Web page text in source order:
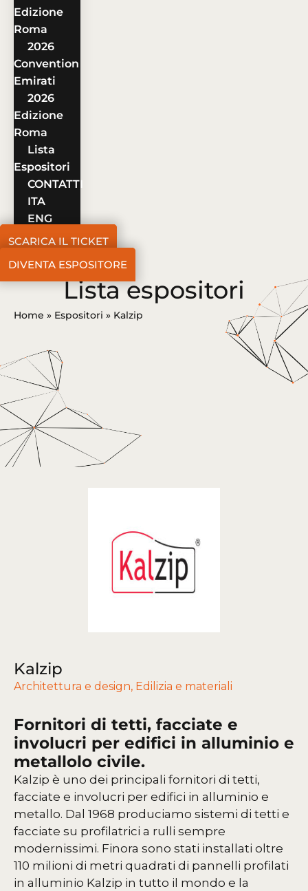
Edizione
Roma
2026
Convention
Emirati
2026
Edizione
Roma
Lista
Espositori
CONTATTI
ITA
ENG
SCARICA IL TICKET
DIVENTA ESPOSITORE
Lista espositori
Home » Espositori » Kalzip
Kalzip
Architettura e design, Edilizia e materiali
Fornitori di tetti, facciate e
involucri per edifici in alluminio e
metallolo civile.
Kalzip è uno dei principali fornitori di tetti,
facciate e involucri per edifici in alluminio e
metallo. Dal 1968 produciamo sistemi di tetti e
facciate su profilatrici a rulli sempre
modernissimi. Finora sono stati installati oltre
110 milioni di metri quadrati di pannelli profilati
in alluminio Kalzip in tutto il mondo e la